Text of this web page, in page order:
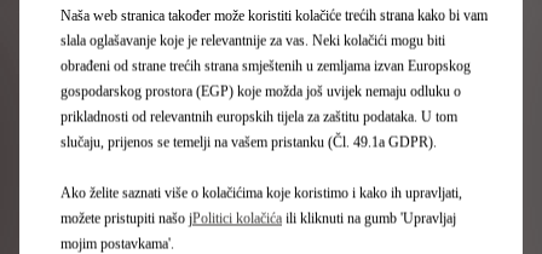
DS DRIVE ASSIST 2.0
Naša web stranica također može koristiti kolačiće trećih strana kako bi vam
slala oglašavanje koje je relevantnije za vas. Neki kolačići mogu biti
obrađeni od strane trećih strana smještenih u zemljama izvan Europskog
gospodarskog prostora (EGP) koje možda još uvijek nemaju odluku o
prikladnosti od relevantnih europskih tijela za zaštitu podataka. U tom
slučaju, prijenos se temelji na vašem pristanku (Čl. 49.1a GDPR).
Ako želite saznati više o kolačićima koje koristimo i kako ih upravljati,
možete pristupiti našo jPolitici kolačića ili kliknuti na gumb 'Upravljaj
mojim postavkama'.